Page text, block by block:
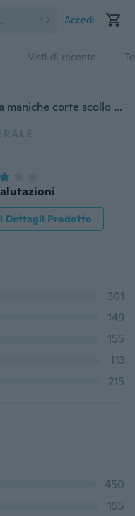
Accedi
Visti di recente
Camicie estive da donna Camicie a maniche corte scollo a V casual T-shirt in cotone tinta unita da donna Taglie forti Camicie da donna color caramella Camicia XS-8XL
Dettagli Prodotto
301
149
155
113
215
450
155